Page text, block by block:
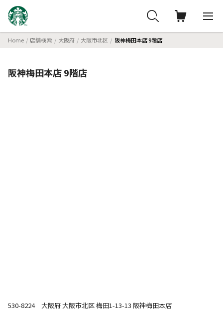
Home 店舗検索 大阪府 大阪市北区 阪神梅田本店 9階店
阪神梅田本店 9階店
530-8224 大阪府 大阪市北区 梅田1-13-13 阪神梅田本店